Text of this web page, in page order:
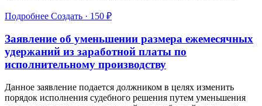
Подробнее Создать · 150 ₽
Заявление об уменьшении размера ежемесячных
удержаний из заработной платы по
исполнительному производству
Данное заявление подается должником в целях изменить
порядок исполнения судебного решения путем уменьшения